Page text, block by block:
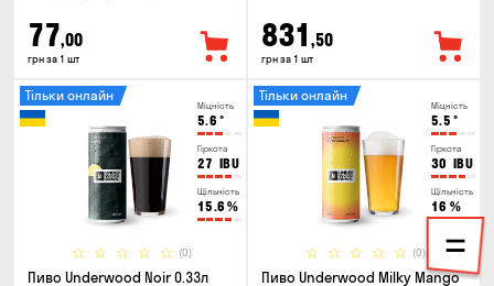
77,00
грн за 1 шт
831 ,50
грн за 1 шт
Міцність
5.6 °
Гіркота
27 IBU
Щільність
15.6 %
(0)
Тільки онлайн
Пиво Underwood Noir 0.33л
Міцність
5.5 °
Гіркота
30 IBU
Щільність
16 %
(0)
Тільки онлайн
Пиво Underwood Milky Mango